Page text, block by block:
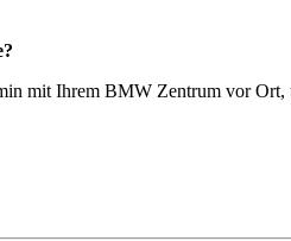
mit Ihrem BMW Zentrum vor Ort,